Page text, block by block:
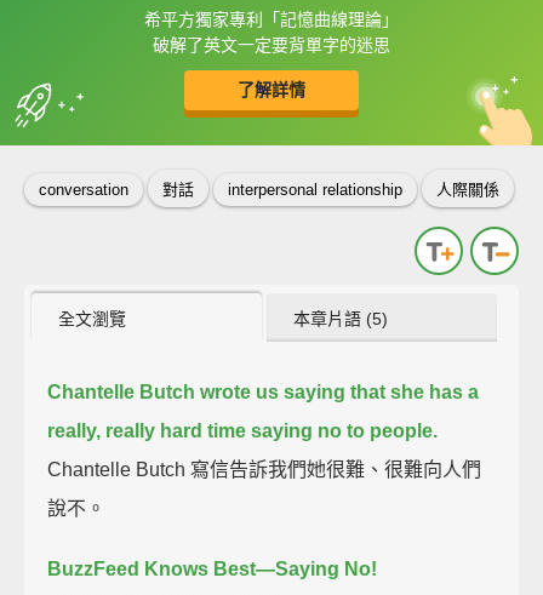
希平方獨家專利「記憶曲線理論」
破解了英文一定要背單字的迷思
了解詳情
框選或點兩下字幕可以直接查字典喔！
收錄佳句 中
英
conversation 對話 interpersonal relationship 人際關係
全文瀏覽 本章片語 (5)
Chantelle Butch wrote us saying that she has a
really, really hard time saying no to people.
Chantelle Butch 寫信告訴我們她很難、很難向人們
說不。
BuzzFeed Knows Best—Saying No!